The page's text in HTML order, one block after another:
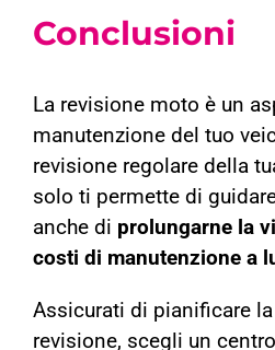
Conclusioni
La revisione moto è un
manutenzione del tuo
revisione regolare della
solo ti permette di
anche di prolungarne la
costi di manutenzione a
Assicurati di pianificare
revisione, scegli un